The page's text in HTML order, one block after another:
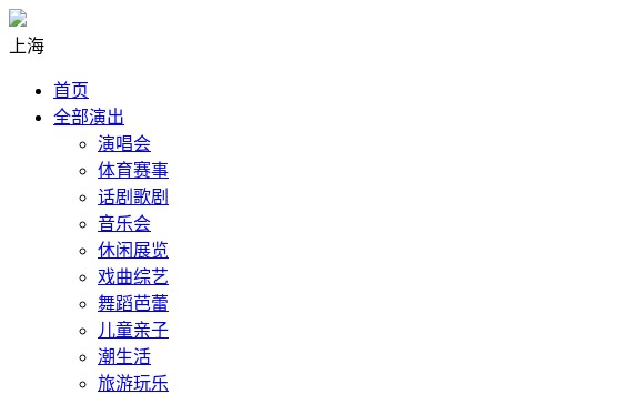
上海
首页
全部演出
演唱会
体育赛事
话剧歌剧
音乐会
休闲展览
戏曲综艺
舞蹈芭蕾
儿童亲子
潮生活
旅游玩乐